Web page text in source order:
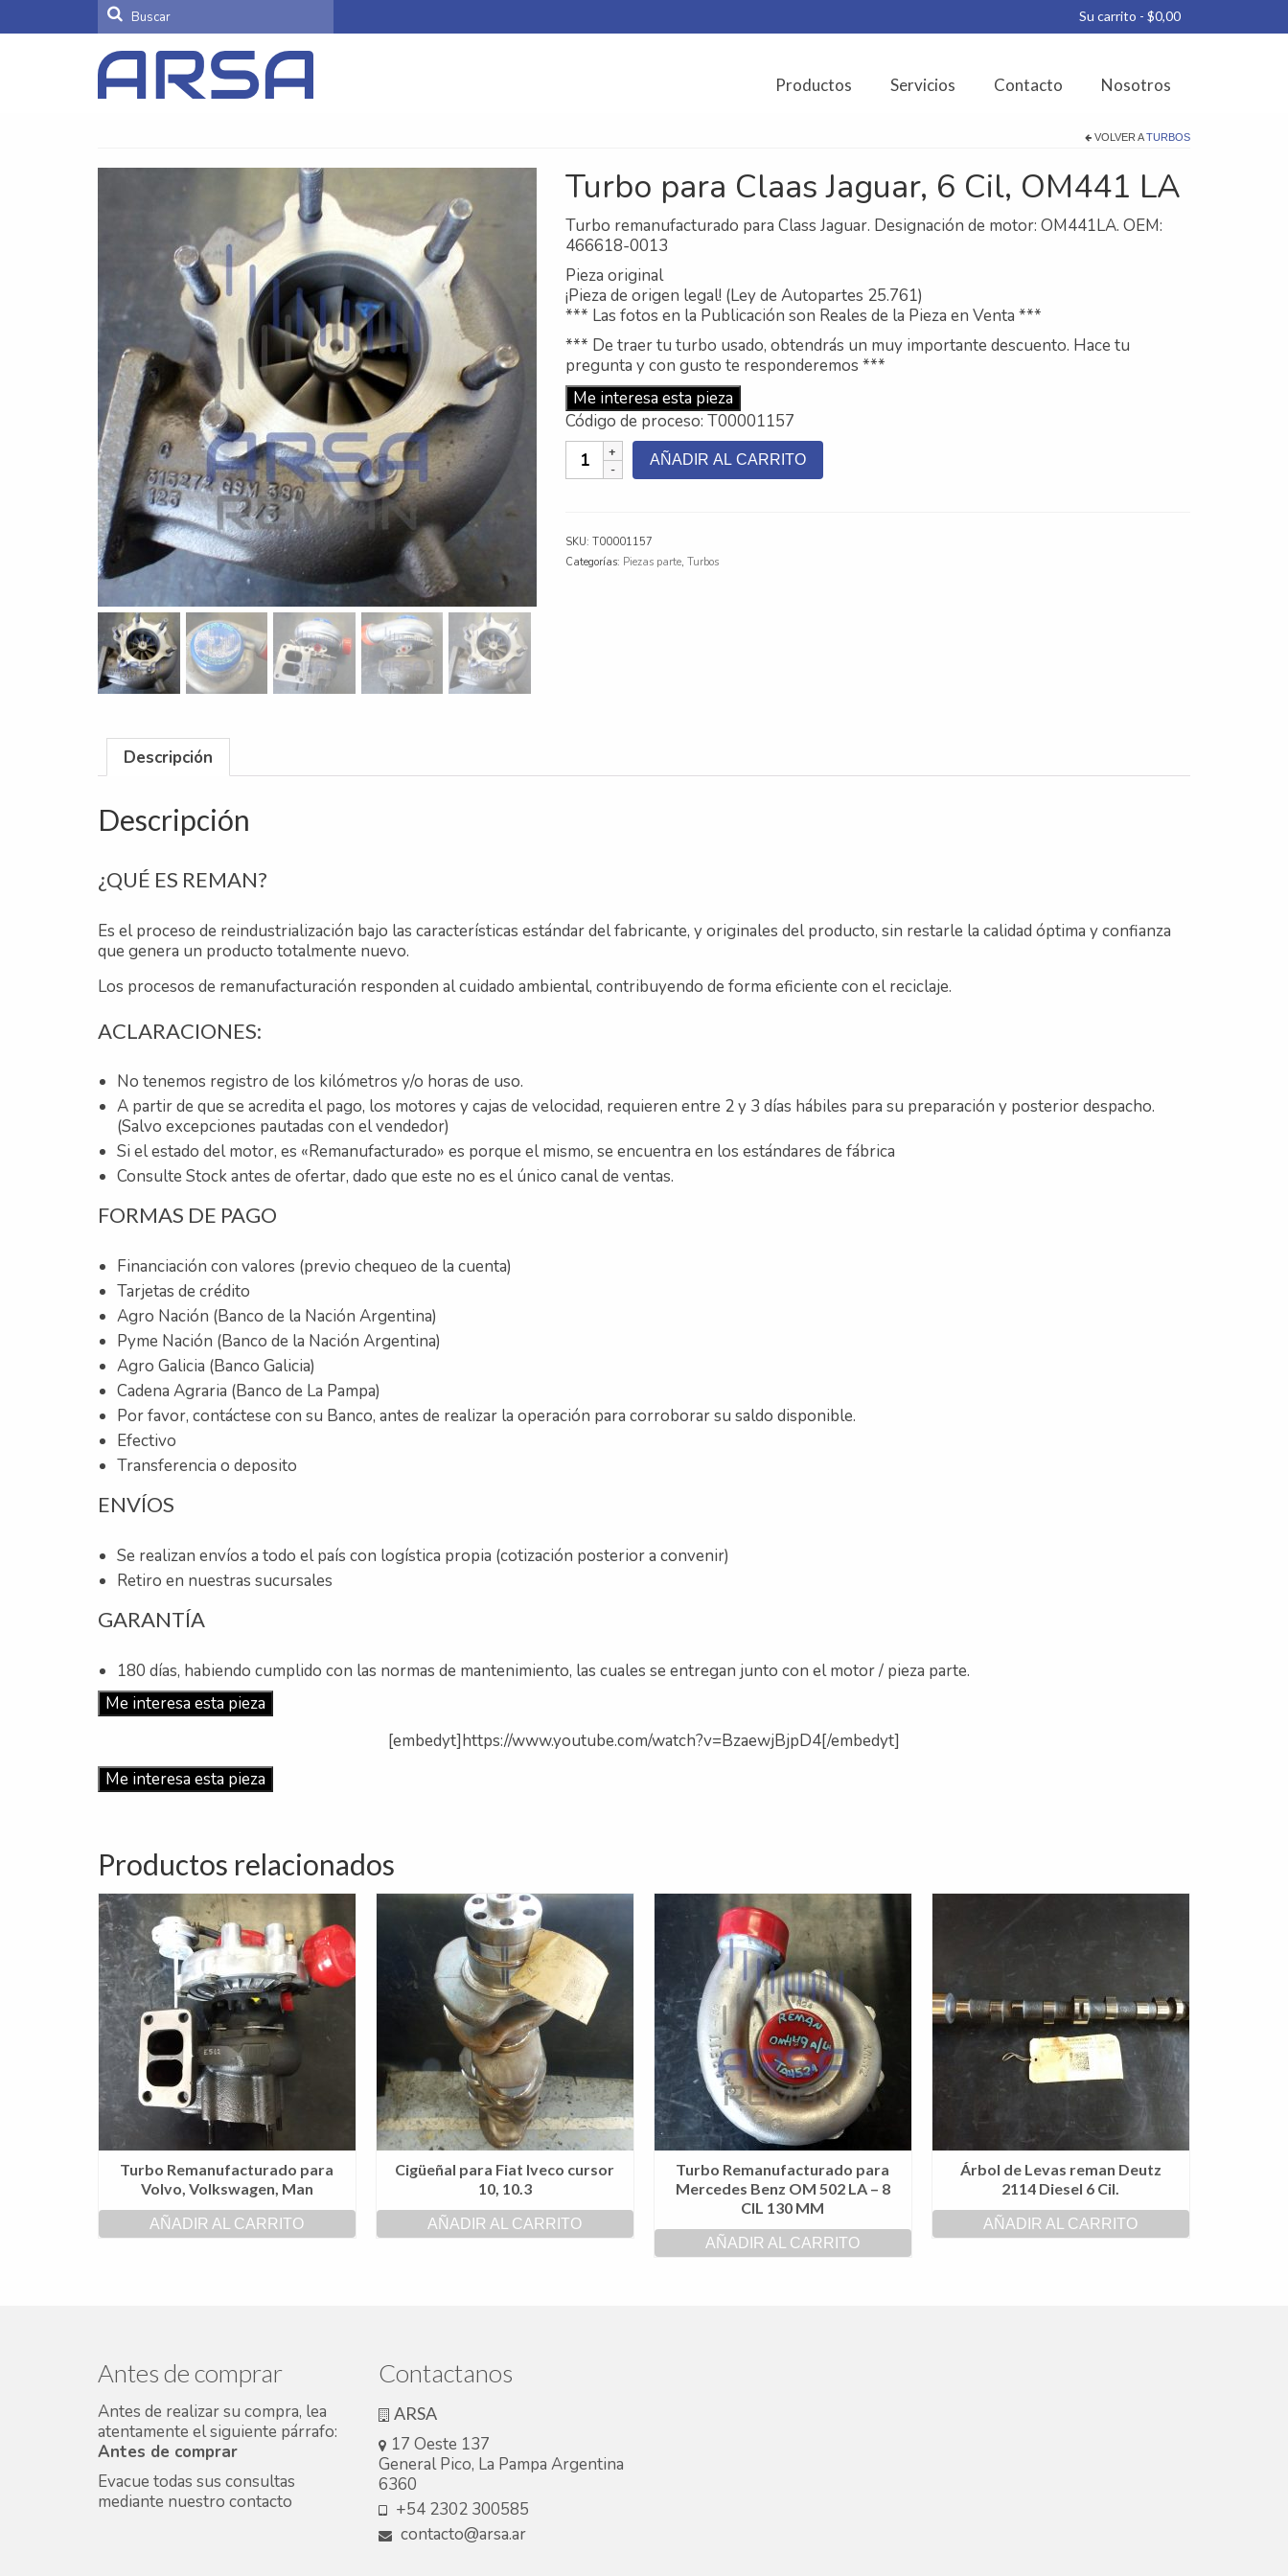
Su carrito - $0,00
Buscar
por:
Productos Servicios Contacto Nosotros
VOLVER ATURBOS
Turbo para Claas Jaguar, 6 Cil, OM441 LA
Turbo remanufacturado para Class Jaguar. Designación de motor: OM441LA. OEM:
466618-0013
Pieza original
¡Pieza de origen legal! (Ley de Autopartes 25.761)
*** Las fotos en la Publicación son Reales de la Pieza en Venta ***
*** De traer tu turbo usado, obtendrás un muy importante descuento. Hace tu
pregunta y con gusto te responderemos ***
Me interesa esta pieza
Código de proceso: T00001157
Turbo
para
Cil,
OM441
AÑADIR AL CARRITO
SKU: T00001157
Categorías: Piezas parte, Turbos
Descripción
Descripción
¿QUÉ ES REMAN?
Es el proceso de reindustrialización bajo las características estándar del fabricante, y originales del producto, sin restarle la calidad óptima y confianza
que genera un producto totalmente nuevo.
Los procesos de remanufacturación responden al cuidado ambiental, contribuyendo de forma eficiente con el reciclaje.
ACLARACIONES:
No tenemos registro de los kilómetros y/o horas de uso.
A partir de que se acredita el pago, los motores y cajas de velocidad, requieren entre 2 y 3 días hábiles para su preparación y posterior despacho.
(Salvo excepciones pautadas con el vendedor)
Si el estado del motor, es «Remanufacturado» es porque el mismo, se encuentra en los estándares de fábrica
Consulte Stock antes de ofertar, dado que este no es el único canal de ventas.
FORMAS DE PAGO
Financiación con valores (previo chequeo de la cuenta)
Tarjetas de crédito
Agro Nación (Banco de la Nación Argentina)
Pyme Nación (Banco de la Nación Argentina)
Agro Galicia (Banco Galicia)
Cadena Agraria (Banco de La Pampa)
Por favor, contáctese con su Banco, antes de realizar la operación para corroborar su saldo disponible.
Efectivo
Transferencia o deposito
ENVÍOS
Se realizan envíos a todo el país con logística propia (cotización posterior a convenir)
Retiro en nuestras sucursales
GARANTÍA
180 días, habiendo cumplido con las normas de mantenimiento, las cuales se entregan junto con el motor / pieza parte.
Me interesa esta pieza
[embedyt]https://www.youtube.com/watch?v=BzaewjBjpD4[/embedyt]
Me interesa esta pieza
Productos relacionados
Turbo Remanufacturado para
Volvo, Volkswagen, Man
AÑADIR AL CARRITO
Cigüeñal para Fiat Iveco cursor
10, 10.3
AÑADIR AL CARRITO
Turbo Remanufacturado para
Mercedes Benz OM 502 LA – 8
CIL 130 MM
AÑADIR AL CARRITO
Árbol de Levas reman Deutz
2114 Diesel 6 Cil.
AÑADIR AL CARRITO
Antes de comprar
Antes de realizar su compra, lea
atentamente el siguiente párrafo:
Antes de comprar
Evacue todas sus consultas
mediante nuestro contacto
Contactanos
ARSA
17 Oeste 137
General Pico, La Pampa Argentina
6360
+54 2302 300585
contacto@arsa.ar